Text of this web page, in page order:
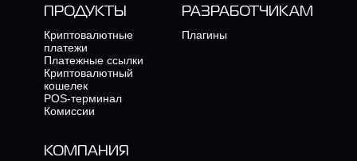
ПРОДУКТЫ
Криптовалютные
платежи
Платежные ссылки
Криптовалютный
кошелек
POS-терминал
Комиссии
РАЗРАБОТЧИКАМ
Плагины
КОМПАНИЯ